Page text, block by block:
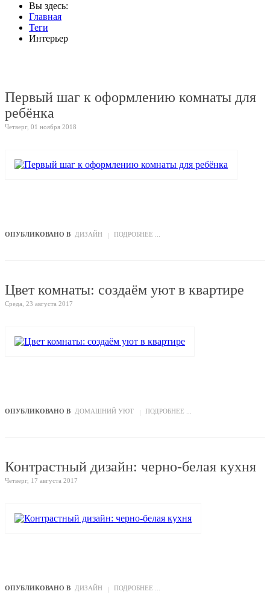
Вы здесь:
Главная
Теги
Интерьер
Первый шаг к оформлению комнаты для
ребёнка
Четверг, 01 ноября 2018
ОПУБЛИКОВАНО В ДИЗАЙН ПОДРОБНЕЕ ...
Цвет комнаты: создаём уют в квартире
Среда, 23 августа 2017
ОПУБЛИКОВАНО В ДОМАШНИЙ УЮТ ПОДРОБНЕЕ ...
Контрастный дизайн: черно-белая кухня
Четверг, 17 августа 2017
ОПУБЛИКОВАНО В ДИЗАЙН ПОДРОБНЕЕ ...